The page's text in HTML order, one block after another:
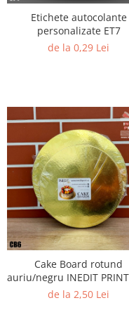
Etichete autocolante
personalizate ET7
de la 0,29 Lei
Cake Board rotund
auriu/negru INEDIT
de la 2,50 Lei